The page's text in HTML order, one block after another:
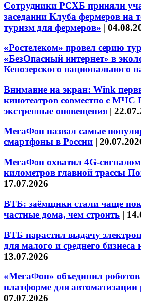
Сотрудники РСХБ приняли
заседании Клуба фермеров на
туризм для фермеров» |
«Ростелеком» провел серию
«БезОпасный интернет» в
Кенозерского национального
Внимание на экран: Wink
кинотеатров совместно с МЧС
экстренные оповещения |
МегаФон назвал самые
смартфоны в России |
МегаФон охватил 4G-сигналом
километров главной трассы
17.07.2026
ВТБ: заёмщики стали чаще
частные дома, чем строить |
ВТБ нарастил выдачу
для малого и среднего бизнеса
13.07.2026
«МегаФон» объединил роботов
платформе для автоматизации
07.07.2026